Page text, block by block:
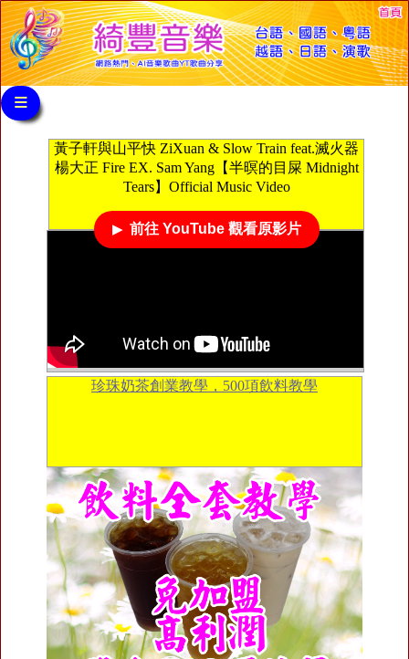
≡
黃子軒與山平快 ZiXuan & Slow Train feat.滅火器
楊大正 Fire EX. Sam Yang【半暝的目屎 Midnight
Tears】Official Music Video
前往 YouTube 觀看原影片
珍珠奶茶創業教學，500項飲料教學